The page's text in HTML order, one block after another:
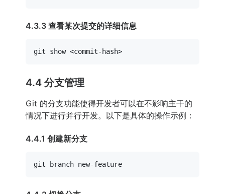
4.3.3 查看某次提交的详细信息
4.4 分支管理
Git 的分支功能使得开发者可以在不影响主干的
情况下进行并行开发。以下是具体的操作示例：
4.4.1 创建新分支